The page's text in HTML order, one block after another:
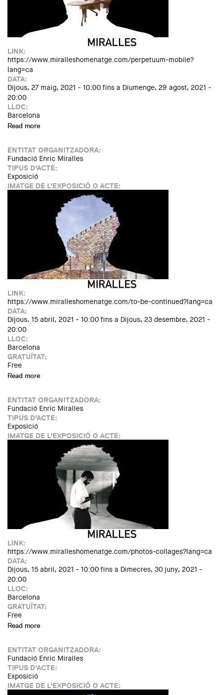
LINK:
https://www.miralleshomenatge.com/perpetuum-mobile?
lang=ca
DATA:
Dijous, 27 maig, 2021 - 10:00 fins a Diumenge, 29 agost, 2021 -
20:00
LLOC:
Barcelona
Read more
ENTITAT ORGANITZADORA:
Fundació Enric Miralles
TIPUS D'ACTE:
Exposició
IMATGE DE L'EXPOSICIÓ O ACTE:
LINK:
https://www.miralleshomenatge.com/to-be-continued?lang=ca
DATA:
Dijous, 15 abril, 2021 - 10:00 fins a Dijous, 23 desembre, 2021 -
20:00
LLOC:
Barcelona
GRATUÏTAT:
Free
Read more
ENTITAT ORGANITZADORA:
Fundació Enric Miralles
TIPUS D'ACTE:
Exposició
IMATGE DE L'EXPOSICIÓ O ACTE:
LINK:
https://www.miralleshomenatge.com/photos-collages?lang=ca
DATA:
Dijous, 15 abril, 2021 - 10:00 fins a Dimecres, 30 juny, 2021 -
20:00
LLOC:
Barcelona
GRATUÏTAT:
Free
Read more
ENTITAT ORGANITZADORA:
Fundació Enric Miralles
TIPUS D'ACTE:
Exposició
IMATGE DE L'EXPOSICIÓ O ACTE: